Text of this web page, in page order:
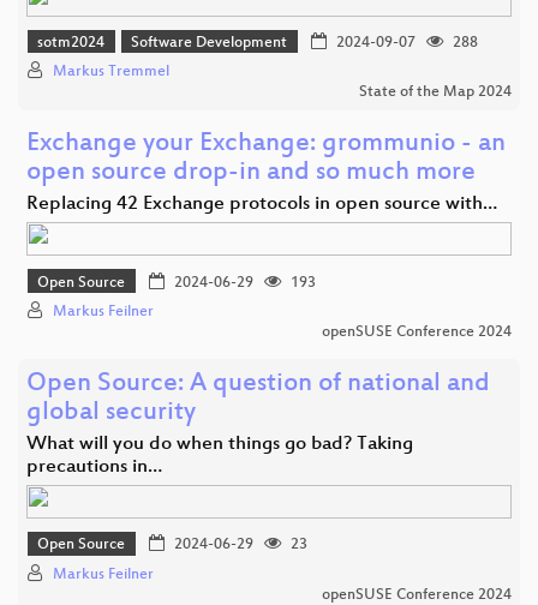
sotm2024 Software Development 2024-09-07
288
Markus Tremmel
State of the Map 2024
Exchange your Exchange: grommunio - an
open source drop-in and so much more
Replacing 42 Exchange protocols in open source with…
Open Source 2024-06-29
193
Markus Feilner
openSUSE Conference 2024
Open Source: A question of national and
global security
What will you do when things go bad? Taking
precautions in…
Open Source 2024-06-29
23
Markus Feilner
openSUSE Conference 2024